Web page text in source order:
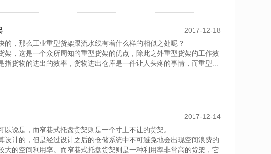
2017-12-18
的，那么工业重型货架跟流水线有着什么样的相似之处呢？
架，这是一个众所周知的重型货架的优点，除此之外重型货架的工作效
指货物的进出的效率，货物进出仓库是一件让人头疼的事情，而重型...
2017-12-14
说是，而窄巷式托盘货架则是一个寸土不让的货架。
设计的，但是经过设计之后的仓储系统中不可避免地会出现空间浪费的
大的空间利用率。而窄巷式托盘货架则是一种利用率非常高的货架，它